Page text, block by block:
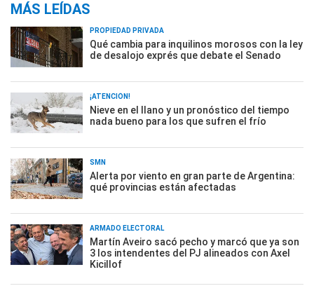
MÁS LEÍDAS
PROPIEDAD PRIVADA
Qué cambia para inquilinos morosos con la ley
de desalojo exprés que debate el Senado
¡ATENCIÓN!
Nieve en el llano y un pronóstico del tiempo
nada bueno para los que sufren el frío
SMN
Alerta por viento en gran parte de Argentina:
qué provincias están afectadas
ARMADO ELECTORAL
Martín Aveiro sacó pecho y marcó que ya son
3 los intendentes del PJ alineados con Axel
Kicillof